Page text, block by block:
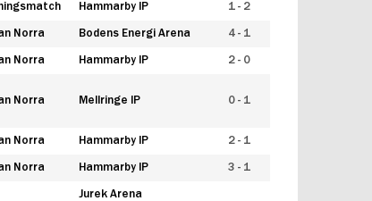
Hammarby IP 1 - 2
Norra Bodens Energi Arena 4 - 1
Norra Hammarby IP 2 - 0
Norra Mellringe IP 0 - 1
Norra Hammarby IP 2 - 1
Norra Hammarby IP 3 - 1
Jurek Arena